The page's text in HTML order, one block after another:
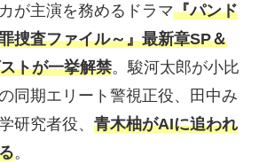
が主演を務めるドラマ『パンド
捜査ファイル～』最新章SP＆
トが一挙解禁。駿河太郎が小比
同期エリート警視正役、田中み
研究者役、 青木柚がAIに追われ
。